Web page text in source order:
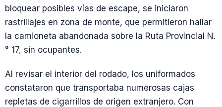
bloquear posibles vías de escape, se iniciaron
rastrillajes en zona de monte, que permitieron hallar
la camioneta abandonada sobre la Ruta Provincial N.
° 17, sin ocupantes.
Al revisar el interior del rodado, los uniformados
constataron que transportaba numerosas cajas
repletas de cigarrillos de origen extranjero. Con